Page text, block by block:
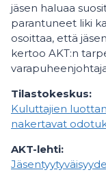
jäsen haluaa
parantuneet liki
osoittaa, että
kertoo AKT:n
Tilastokeskus:
Kuluttajien
nakertavat
AKT-lehti: